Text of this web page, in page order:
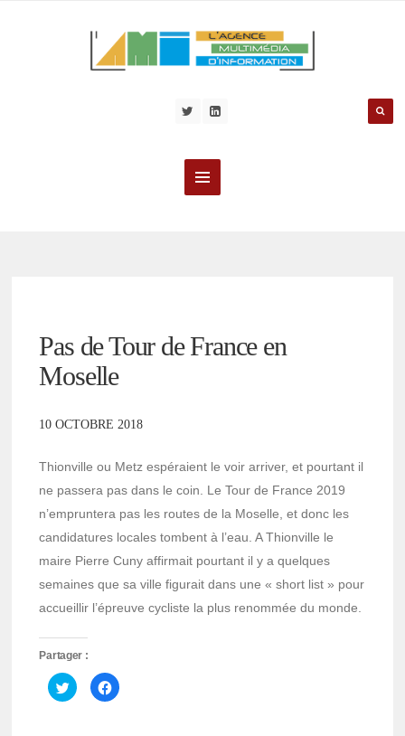
Pas de Tour de France en
Moselle
10 OCTOBRE 2018
Thionville ou Metz espéraient le voir arriver, et pourtant il
ne passera pas dans le coin. Le Tour de France 2019
n’empruntera pas les routes de la Moselle, et donc les
candidatures locales tombent à l’eau. A Thionville le
maire Pierre Cuny affirmait pourtant il y a quelques
semaines que sa ville figurait dans une « short list » pour
accueillir l’épreuve cycliste la plus renommée du monde.
Partager :
Cliquez
pour
partager
Cliquez
pour